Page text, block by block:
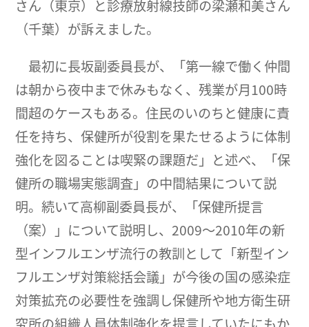
さん（東京）と診療放射線技師の梁瀬和美さん
（千葉）が訴えました。
最初に長坂副委員長が、「第一線で働く仲間
は朝から夜中まで休みもなく、残業が月100時
間超のケースもある。住民のいのちと健康に責
任を持ち、保健所が役割を果たせるように体制
強化を図ることは喫緊の課題だ」と述べ、「保
健所の職場実態調査」の中間結果について説
明。続いて高柳副委員長が、「保健所提言
（案）」について説明し、2009～2010年の新
型インフルエンザ流行の教訓として「新型イン
フルエンザ対策総括会議」が今後の国の感染症
対策拡充の必要性を強調し保健所や地方衛生研